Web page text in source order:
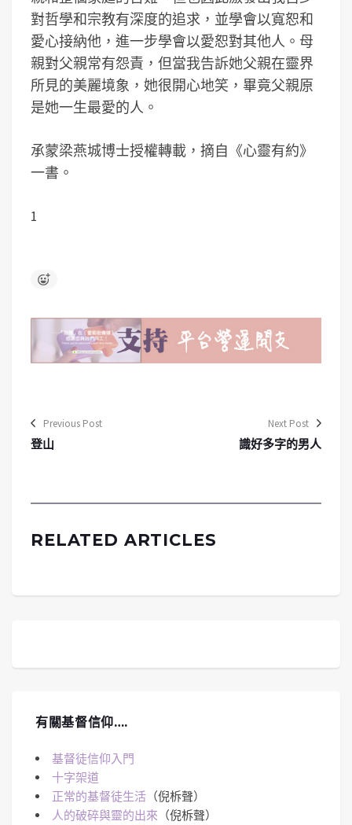
對哲學和宗教有深度的追求，並學會以寬恕和
愛心接納他，進一步學會以愛恕對其他人。母
親對父親常有怨責，但當我告訴她父親在靈界
所見的美麗境象，她很開心地笑，畢竟父親原
是她一生最愛的人。
承蒙梁燕城博士授權轉載，摘自《心靈有約》
一書。
1
Previous Post
登山
Next Post
識好多字的男人
RELATED ARTICLES
有關基督信仰….
基督徒信仰入門
十字架道
正常的基督徒生活 （倪柝聲）
人的破碎與靈的出來 （倪柝聲）